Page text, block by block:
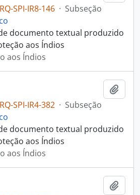
SPI-IR8-146 · Subseção
documento textual produzido
aos Índios
aos Índios
SPI-IR4-382 · Subseção
documento textual produzido
aos Índios
aos Índios